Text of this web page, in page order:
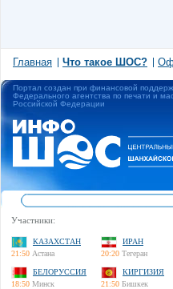
Главная Что такое ШОС?
Портал создан при финансовой
Федерального агентства по печати и
Российской Федерации
Участники:
КАЗАХСТАН
21:50 Астана
ИРАН
20:20 Тегеран
БЕЛОРУССИЯ
18:50 Минск
КИРГИЗИЯ
21:50 Бишкек